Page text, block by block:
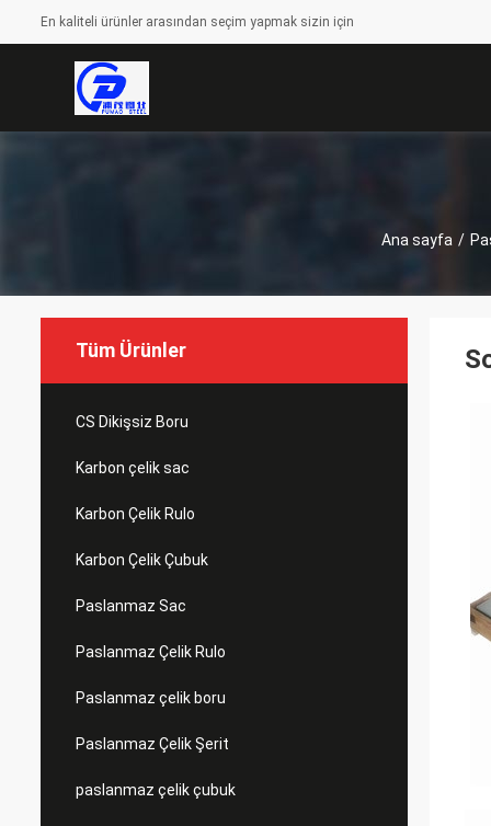
En kaliteli ürünler arasından seçim yapmak sizin için
Ana sayfa /
Tüm Ürünler
CS Dikişsiz Boru
Karbon çelik sac
Karbon Çelik Rulo
Karbon Çelik Çubuk
Paslanmaz Sac
Paslanmaz Çelik Rulo
Paslanmaz çelik boru
Paslanmaz Çelik Şerit
paslanmaz çelik çubuk